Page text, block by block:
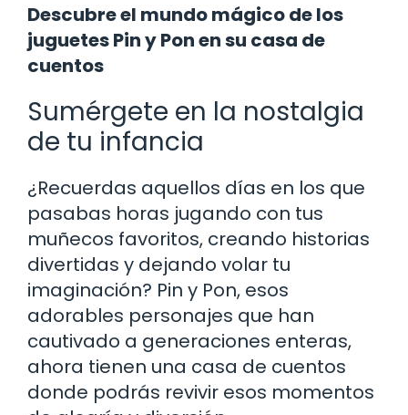
Descubre el mundo mágico de los
juguetes Pin y Pon en su casa de
cuentos
Sumérgete en la nostalgia
de tu infancia
¿Recuerdas aquellos días en los que
pasabas horas jugando con tus
muñecos favoritos, creando historias
divertidas y dejando volar tu
imaginación? Pin y Pon, esos
adorables personajes que han
cautivado a generaciones enteras,
ahora tienen una casa de cuentos
donde podrás revivir esos momentos